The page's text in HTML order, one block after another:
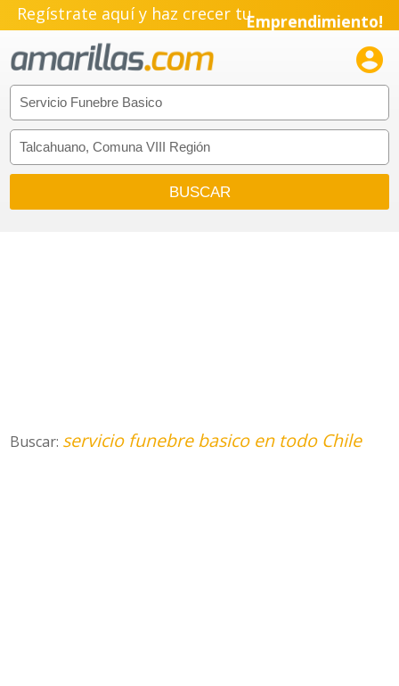
Regístrate aquí y haz crecer tuEmprendimiento!

Buscar: servicio funebre basico en todo Chile